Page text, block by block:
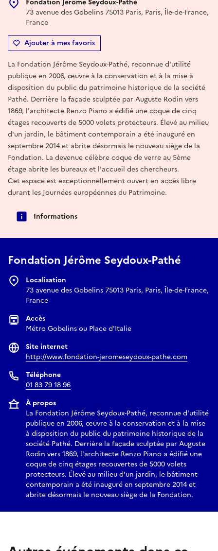
73 avenue des Gobelins 75013 Paris, Paris, Île-de-France,
France
Ajouter à mes favoris
La Fondation Jérôme Seydoux-Pathé, reconnue d'utilité
publique en 2006, œuvre à la conservation et à la mise à
disposition du public du patrimoine historique de la société
Pathé. Derrière la façade sculptée par Auguste Rodin vers
1869, l'architecte Renzo Piano a édifié une coque de cinq
étages recouverts de 5000 volets protecteurs. Élevé au milieu
d'un jardin, le bâtiment contemporain a été inauguré en
septembre 2014 et abrite désormais le nouveau siège de la
Fondation. La devenue célèbre coque de verre au 5ème
étage abrite les bureaux et l'accueil des chercheurs.
Cet espace est exceptionnellement ouvert en accès libre
durant les Journées européennes du Patrimoine.
Informations
Fondation Jérôme Seydoux-Pathé
Localisation
73 avenue des Gobelins 75013 Paris, Paris, Île-de-France,
France
Accès
Métro Gobelins ou Place d'Italie
Site internet
http://www.fondation-jeromeseydoux-pathe.com
Téléphone
01 83 79 18 96
À propos
La Fondation Jérôme Seydoux-Pathé, reconnue d'utilité
publique en 2006, œuvre à la conservation et à la mise
à disposition du public du patrimoine historique de la
société Pathé. Derrière la façade sculptée par Auguste
Rodin vers 1869, l'architecte Renzo Piano a édifié une
coque de cinq étages recouvertes de 5000 volets
protecteurs. Élevé au milieu d'un jardin, le bâtiment
contemporain a été inauguré en septembre 2014 et
abrite désormais le nouveau siège de la Fondation.